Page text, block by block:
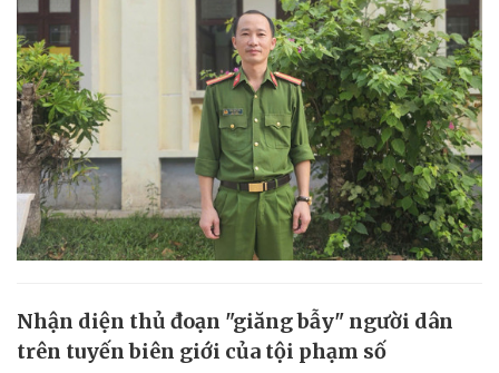
Nhận diện thủ đoạn "giăng bẫy" người dân
trên tuyến biên giới của tội phạm số